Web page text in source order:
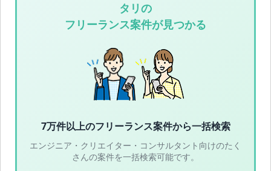
タリの
フリーランス案件が見つかる
7万件以上のフリーランス案件から一括検索
エンジニア・クリエイター・コンサルタント向けのたく
さんの案件を一括検索可能です。